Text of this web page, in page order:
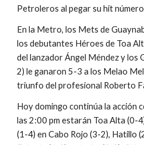
Petroleros al pegar su hit
En la Metro, los Mets de
los debutantes Héroes de Toa
del lanzador Ángel Méndez y los
2) le ganaron 5-3 a los Melao
triunfo del profesional Roberto
Hoy domingo continúa la acción
las 2:00 pm estarán Toa Alta (0-
(1-4) en Cabo Rojo (3-2), Hatillo